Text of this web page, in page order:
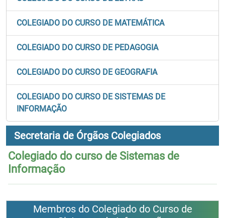
COLEGIADO DO CURSO DE MATEMÁTICA
COLEGIADO DO CURSO DE PEDAGOGIA
COLEGIADO DO CURSO DE GEOGRAFIA
COLEGIADO DO CURSO DE SISTEMAS DE
INFORMAÇÃO
Secretaria de Órgãos Colegiados
Colegiado do curso de Sistemas de
Informação
Membros do Colegiado do Curso de